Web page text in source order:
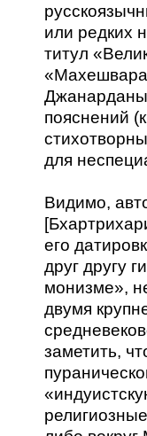
или редких
титул
пояснений
для
Видимо,
его
друг другу
монизме»,
двумя
заметить,